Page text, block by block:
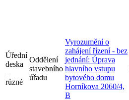
Úřední
deska
–
různé
Oddělení
stavebního
úřadu
Vyrozumění o
zahájení řízení - bez
jednání: Úprava
hlavního vstupu
bytového domu
Horníkova 2060/4,
B